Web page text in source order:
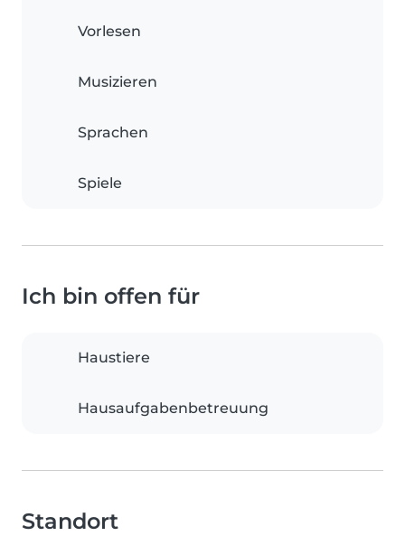
Vorlesen
Musizieren
Sprachen
Spiele
Ich bin offen für
Haustiere
Hausaufgabenbetreuung
Standort